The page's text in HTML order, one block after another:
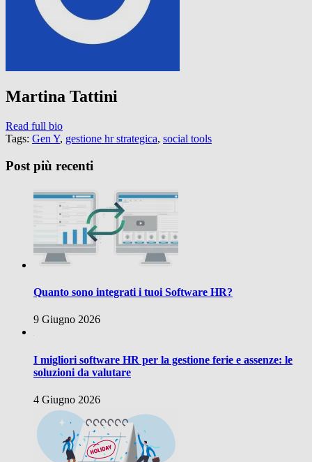
Martina Tattini
Read full bio
Tags: Gen Y, gestione hr strategica, social tools
Post più recenti
Quanto sono integrati i tuoi Software HR?
9 Giugno 2026
I migliori software HR per la gestione ferie e assenze: le
soluzioni da valutare
4 Giugno 2026